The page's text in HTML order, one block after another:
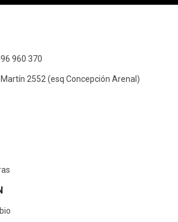
960 370
Martín 2552 (esq Concepción Arenal)